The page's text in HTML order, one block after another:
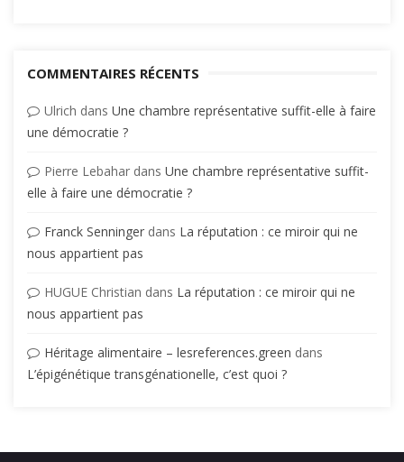
COMMENTAIRES RÉCENTS
Ulrich dans Une chambre représentative suffit-elle à faire
une démocratie ?
Pierre Lebahar dans Une chambre représentative suffit-
elle à faire une démocratie ?
Franck Senninger dans La réputation : ce miroir qui ne
nous appartient pas
HUGUE Christian dans La réputation : ce miroir qui ne
nous appartient pas
Héritage alimentaire – lesreferences.green dans
L’épigénétique transgénationelle, c’est quoi ?